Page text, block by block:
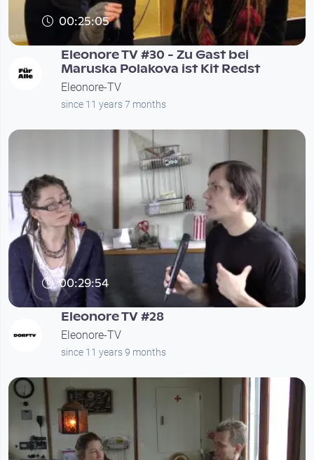
00:25:05
Eleonore TV #30 - Zu Gast bei
Maruska Polakova ist Kit Redst
Eleonore-TV
since 11 years 7 months
00:29:54
Eleonore TV #28
Eleonore-TV
since 11 years 9 months